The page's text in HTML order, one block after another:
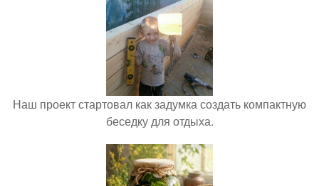
Наш проект стартовал как задумка создать компактную
беседку для отдыха.